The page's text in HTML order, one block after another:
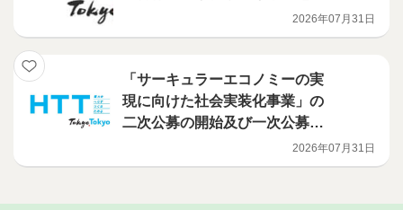
火災対策を、都が支援します
（電池検知機・火災検知機等の
2026年07月31日
「サーキュラーエコノミーの実
現に向けた社会実装化事業」の
二次公募の開始及び一次公募の
2026年07月31日